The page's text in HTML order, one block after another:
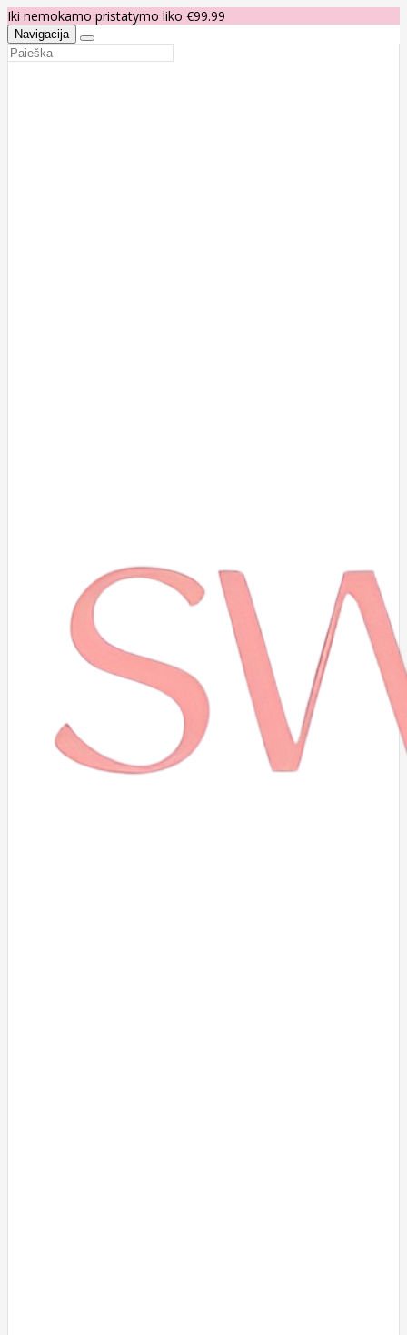
Iki nemokamo pristatymo liko €99.99
Navigacija